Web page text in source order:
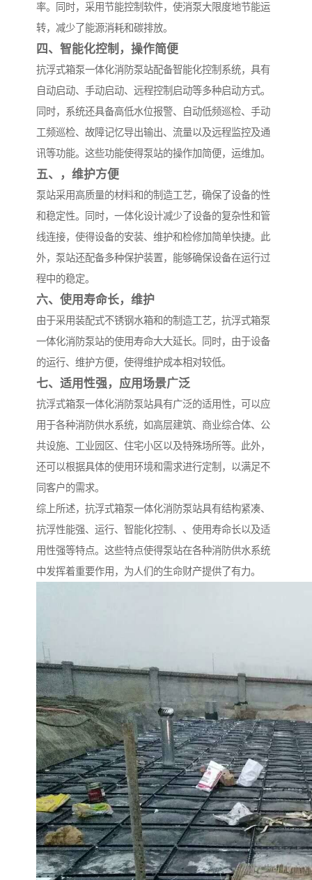
率。同时，采用节能控制软件，使消泵大限度地节能运
转，减少了能源消耗和碳排放。
四、智能化控制，操作简便
抗浮式箱泵一体化消防泵站配备智能化控制系统，具有
自动启动、手动启动、远程控制启动等多种启动方式。
同时，系统还具备高低水位报警、自动低频巡检、手动
工频巡检、故障记忆导出输出、流量以及远程监控及通
讯等功能。这些功能使得泵站的操作加简便，运维加。
五、，维护方便
泵站采用高质量的材料和的制造工艺，确保了设备的性
和稳定性。同时，一体化设计减少了设备的复杂性和管
线连接，使得设备的安装、维护和检修加简单快捷。此
外，泵站还配备多种保护装置，能够确保设备在运行过
程中的稳定。
六、使用寿命长，维护
由于采用装配式不锈钢水箱和的制造工艺，抗浮式箱泵
一体化消防泵站的使用寿命大大延长。同时，由于设备
的运行、维护方便，使得维护成本相对较低。
七、适用性强，应用场景广泛
抗浮式箱泵一体化消防泵站具有广泛的适用性，可以应
用于各种消防供水系统，如高层建筑、商业综合体、公
共设施、工业园区、住宅小区以及特殊场所等。此外，
还可以根据具体的使用环境和需求进行定制，以满足不
同客户的需求。
综上所述，抗浮式箱泵一体化消防泵站具有结构紧凑、
抗浮性能强、运行、智能化控制、、使用寿命长以及适
用性强等特点。这些特点使得泵站在各种消防供水系统
中发挥着重要作用，为人们的生命财产提供了有力。